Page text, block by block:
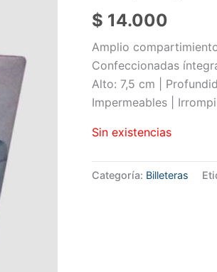
$ 14.000
Amplio
Confeccionadas
Alto: 7,5 cm |
Impermeables |
Sin existencias
Categoría: Billeteras